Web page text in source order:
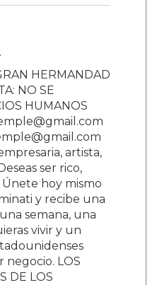
HERMANDAD
NO SE
HUMANOS
artista,
ser rico,
hoy mismo
y recibe una
semana, una
vivir y un
negocio. LOS
DE LOS